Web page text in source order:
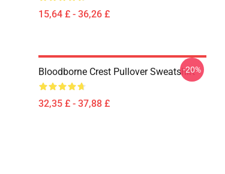
15,64 £ - 36,26 £
Bloodborne Crest Pullover Sweatshirt
32,35 £ - 37,88 £
-20%